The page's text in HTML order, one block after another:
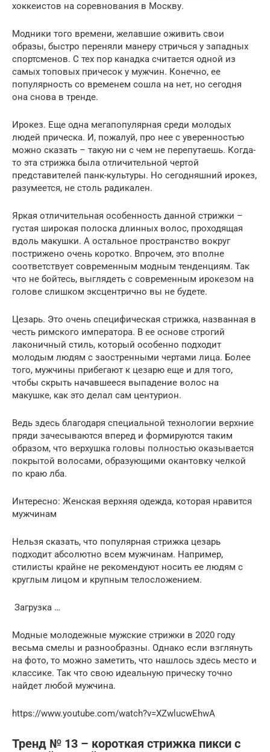
хоккеистов на соревнования в Москву.
Модники того времени, желавшие оживить свои
образы, быстро переняли манеру стричься у западных
спортсменов. С тех пор канадка считается одной из
самых топовых причесок у мужчин. Конечно, ее
популярность со временем сошла на нет, но сегодня
она снова в тренде.
Ирокез. Еще одна мегапопулярная среди молодых
людей прическа. И, пожалуй, про нее с уверенностью
можно сказать – такую ни с чем не перепутаешь. Когда-
то эта стрижка была отличительной чертой
представителей панк-культуры. Но сегодняшний ирокез,
разумеется, не столь радикален.
Яркая отличительная особенность данной стрижки –
густая широкая полоска длинных волос, проходящая
вдоль макушки. А остальное пространство вокруг
пострижено очень коротко. Впрочем, это вполне
соответствует современным модным тенденциям. Так
что не бойтесь, выглядеть с современным ирокезом на
голове слишком эксцентрично вы не будете.
Цезарь. Это очень специфическая стрижка, названная в
честь римского императора. В ее основе строгий
лаконичный стиль, который особенно подходит
молодым людям с заостренными чертами лица. Более
того, мужчины прибегают к цезарю еще и для того,
чтобы скрыть начавшееся выпадение волос на
макушке, как это делал сам центурион.
Ведь здесь благодаря специальной технологии верхние
пряди зачесываются вперед и формируются таким
образом, что верхушка головы полностью оказывается
покрытой волосами, образующими окантовку челкой
по краю лба.
Интересно: Женская верхняя одежда, которая нравится
мужчинам
Нельзя сказать, что популярная стрижка цезарь
подходит абсолютно всем мужчинам. Например,
стилисты крайне не рекомендуют носить ее людям с
круглым лицом и крупным телосложением.
Загрузка …
Модные молодежные мужские стрижки в 2020 году
весьма смелы и разнообразны. Однако если взглянуть
на фото, то можно заметить, что нашлось здесь место и
классике. Так что свою идеальную прическу точно
найдет любой мужчина.
https://www.youtube.com/watch?v=XZwlucwEhwA
Тренд № 13 – короткая стрижка пикси с